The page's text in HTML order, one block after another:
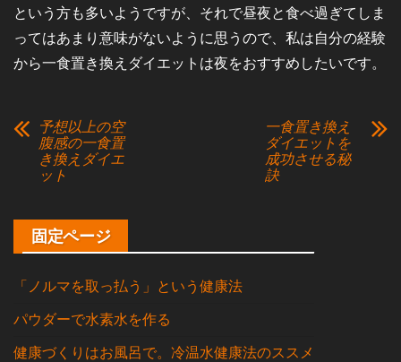
という方も多いようですが、それで昼夜と食べ過ぎてしま
ってはあまり意味がないように思うので、私は自分の経験
から一食置き換えダイエットは夜をおすすめしたいです。
予想以上の空
腹感の一食置
き換えダイエ
ット
一食置き換え
ダイエットを
成功させる秘
訣
固定ページ
「ノルマを取っ払う」という健康法
パウダーで水素水を作る
健康づくりはお風呂で。冷温水健康法のススメ